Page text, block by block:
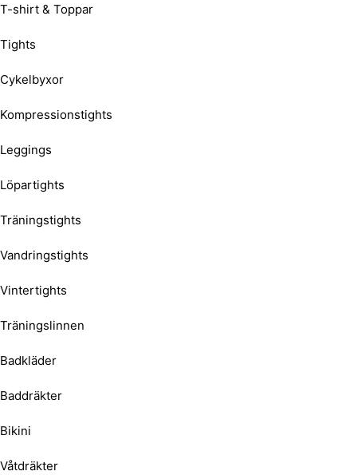
T-shirt & Toppar
Tights
Cykelbyxor
Kompressionstights
Leggings
Löpartights
Träningstights
Vandringstights
Vintertights
Träningslinnen
Badkläder
Baddräkter
Bikini
Våtdräkter